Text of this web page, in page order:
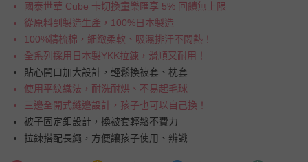
國泰世華 Cube 卡切換童樂匯享 5% 回饋無上限
從原料到製造生產，100%日本製造
100%精梳棉，細緻柔軟、吸濕排汗不悶熱！
全系列採用日本製YKK拉鍊，滑順又耐用！
貼心開口加大設計，輕鬆換被套、枕套
使用平紋織法，耐洗耐烘、不易起毛球
三邊全開式縫邊設計，孩子也可以自己換！
被子固定釦設計，換被套輕鬆不費力
拉鍊搭配長繩，方便讓孩子使用、辨識